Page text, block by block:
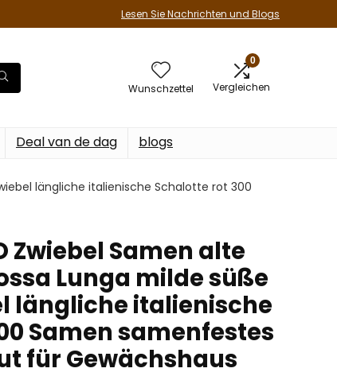
Lesen Sie Nachrichten und Blogs
Wunschzettel
0
Vergleichen
Deal van de dag blogs
längliche italienische Schalotte rot 300
Zwiebel Samen alte
Lunga milde süße
längliche italienische
Samen samenfestes
für Gewächshaus